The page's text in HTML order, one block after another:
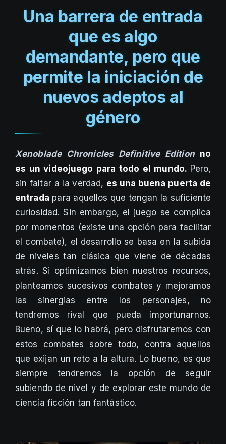
Una barrera de entrada
que es algo
demandante, pero que
permite la iniciación de
nuevos adeptos al
género
Xenoblade Chronicles Definitive Edition no
es un videojuego para todo el mundo. Pero,
sin faltar a la verdad, es una buena puerta de
entrada para aquellos que tengan la suficiente
curiosidad. Sin embargo, el juego se complica
por momentos (existe una opción para facilitar
el combate), el desarrollo se basa en la subida
de niveles tan clásica que viene de décadas
atrás. Si optimizamos bien nuestros recursos,
planteamos sucesivos combates y mejoramos
las sinergias entre los personajes, no
tendremos rival que pueda importunarnos.
Bueno, sí que lo habrá, pero disfrutaremos con
estos combates sobre todo, contra aquellos
que exijan un reto a la altura. Lo bueno, es que
siempre tendremos la opción de seguir
subiendo de nivel y de explorar este mundo de
ciencia ficción tan fantástico.